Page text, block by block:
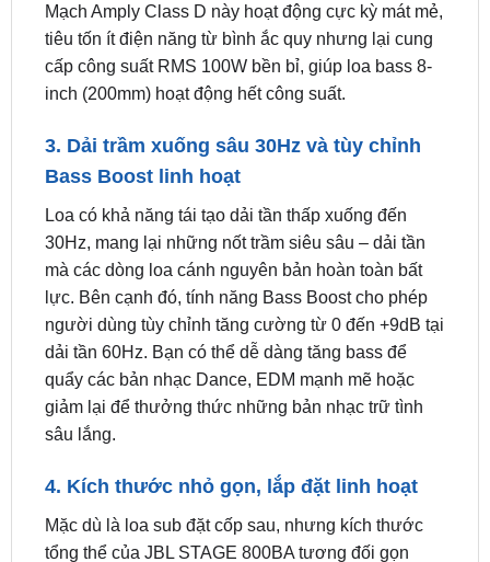
cấp công suất RMS 100W bền bỉ, giúp loa bass 8-
inch (200mm) hoạt động hết công suất.
3. Dải trầm xuống sâu 30Hz và tùy chỉnh
Loa có khả năng tái tạo dải tần thấp xuống đến
30Hz, mang lại những nốt trầm siêu sâu – dải tần
mà các dòng loa cánh nguyên bản hoàn toàn bất
lực. Bên cạnh đó, tính năng Bass Boost cho phép
người dùng tùy chỉnh tăng cường từ 0 đến +9dB tại
dải tần 60Hz. Bạn có thể dễ dàng tăng bass để
quẩy các bản nhạc Dance, EDM mạnh mẽ hoặc
giảm lại để thưởng thức những bản nhạc trữ tình
sâu lắng.
4. Kích thước nhỏ gọn, lắp đặt linh hoạt
tổng thể của JBL STAGE 800BA tương đối gọn
gàng. Thiết bị không hề chiếm quá nhiều diện tích
khoang hành lý, phù hợp lắp đặt cho hầu hết các